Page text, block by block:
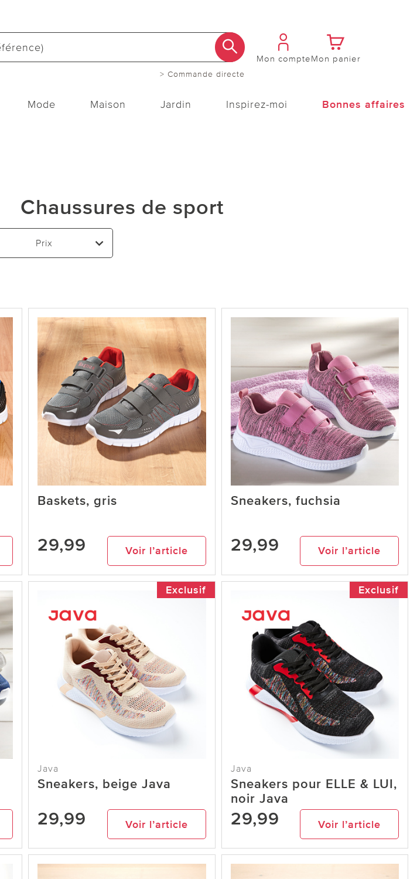
> Commande directe
Mon compteMon panier
Mode Maison Jardin Inspirez-moi Bonnes affaires
Chaussures de sport
Prix
Baskets, gris
29,99 Voir l’article
Sneakers, fuchsia
29,99 Voir l’article
Exclusif
Java
Sneakers, beige Java
29,99 Voir l’article
Exclusif
Java
Sneakers pour ELLE & LUI,
noir Java
29,99 Voir l’article